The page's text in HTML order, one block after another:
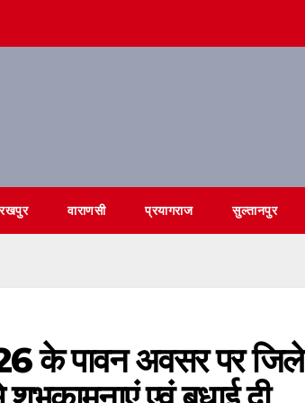
वाराणसी प्रयागराज सुल्तानपुर
के पावन अवसर पर